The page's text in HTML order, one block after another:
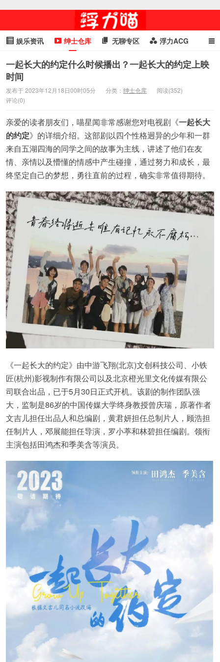
喵星闻
娱乐资讯 绅士仓库 无聊专区 浮力ACG
浮力GIF 明星头条 浮力资讯 头条女神 萌妹专区
cosplay
一起长大的约定什么时候播出？一起长大的约定上映
时间
发布于 2023年12月18日00时05分 分类： 绅士仓库
阅读(352)
评论(0)
亲爱的读者朋友们，喵星闻非常感谢您对电视剧《一起长大
的约定》的详细介绍。这部剧以四个性格迥异的少年和一群
来自五湖四海的同学之间的故事为主线，讲述了他们在友
情、亲情以及懵懂的情感中产生碰撞，通过努力和成长，最
终坚定自己的梦想，勇往直前的过程，确实非常值得期待。
《一起长大的约定》由中游飞翔(北京)文创科技公司、小铁
匠(杭州)影视制作有限公司以及北京橙光里文化传媒有限公
司联合出品，已于5月30日正式开机。该剧的制作团队强
大，监制是86岁的中国传媒大学终身教授曾庆瑞，原著作者
文吉儿担任出品人和总编剧，黄君妍担任总制片人，顾浩担
任制片人，邓展能担任导演，罗小葶和林碧担任编剧。领衔
主演包括田鸿杰和季美含等演员。